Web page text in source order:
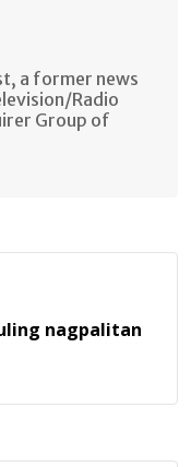
a former news
Radio
Group of
nagpalitan